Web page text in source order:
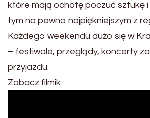
które mają ochotę poczuć sztukę
tym na pewno najpiękniejszym z
Każdego weekendu dużo się w
– festiwale, przeglądy, koncerty
przyjazdu.
Zobacz filmik